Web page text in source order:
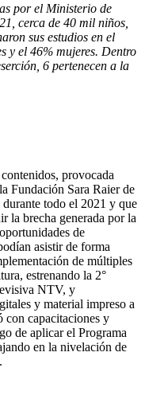
por el Ministerio de
cerca de 40 mil niños,
sus estudios en el
y el 46% mujeres. Dentro
6 pertenecen a la
provocada
Fundación Sara Raier de
durante todo el 2021 y que
la brecha generada por la
de
asistir de forma
de múltiples
estrenando la 2°
NTV, y
y material impreso a
con capacitaciones y
de aplicar el Programa
en la nivelación de